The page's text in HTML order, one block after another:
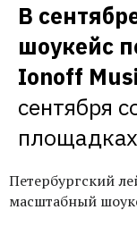
В
шоукейс
Ionoff
сентября
площадках
Петербургский
масштабный